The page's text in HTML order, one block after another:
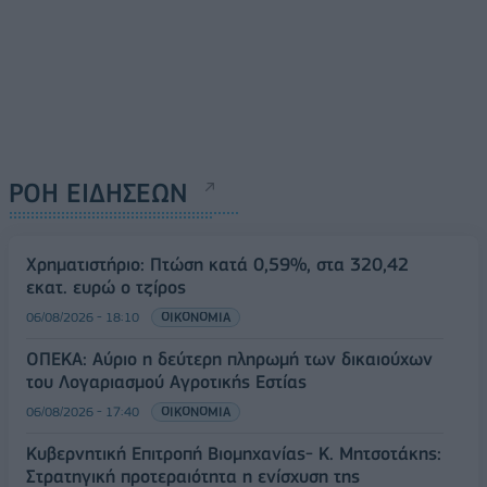
ΡΟΗ ΕΙΔΗΣΕΩΝ
Χρηματιστήριο: Πτώση κατά 0,59%, στα 320,42
εκατ. ευρώ ο τζίρος
06/08/2026 - 18:10 ΟΙΚΟΝΟΜΙΑ
ΟΠΕΚΑ: Αύριο η δεύτερη πληρωμή των δικαιούχων
του Λογαριασμού Αγροτικής Εστίας
06/08/2026 - 17:40 ΟΙΚΟΝΟΜΙΑ
Κυβερνητική Επιτροπή Βιομηχανίας- Κ. Μητσοτάκης:
Στρατηγική προτεραιότητα η ενίσχυση της